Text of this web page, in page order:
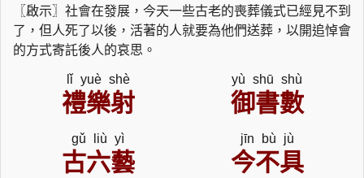
〖啟示〗社會在發展，今天一些古老的喪葬儀式已經見不到
了，但人死了以後，活著的人就要為他們送葬，以開追悼會
的方式寄託後人的哀思。
lǐ yuè shè yù shū shù
禮樂射 御書數
gǔ liù yì jīn bù jù
古六藝 今不具